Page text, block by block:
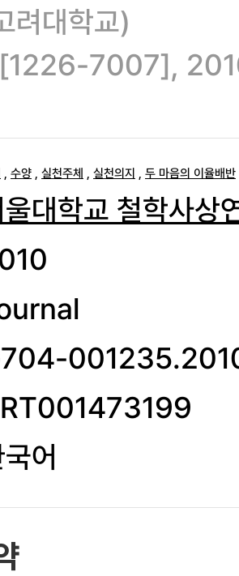
려대학교)
[1226-7007],
, 수양 , 실천주체 , 실천의지 , 두 마음의 이율배반
대학교 철학사상
어